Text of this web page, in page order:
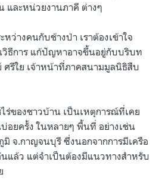
และหน่วยงานภาคี ต่างๆ
หว่างคนกับช้างป่า เราต้องเข้าใจ
วิธีการ แก้ปัญหาอาจขึ้นอยู่กับบริบท
รีใย เจ้าหน้าที่ภาคสนามมูลนิธิสืบ
ของชาวบ้าน เป็นเหตุการณ์ที่เคย
อยครั้ง ในหลายๆ พื้นที่ อย่างเช่น
มิ จ.กาญจนบุรี ซึ่งนอกจากการมีเครือ
นแล้ว แต่จำเป็นต้องมีแนวทางสำหรับ